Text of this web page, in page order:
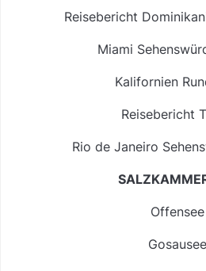
Reisebericht
Miami
Kalifornien
Reisebericht
Rio de Janeiro
Offensee
Gosausee